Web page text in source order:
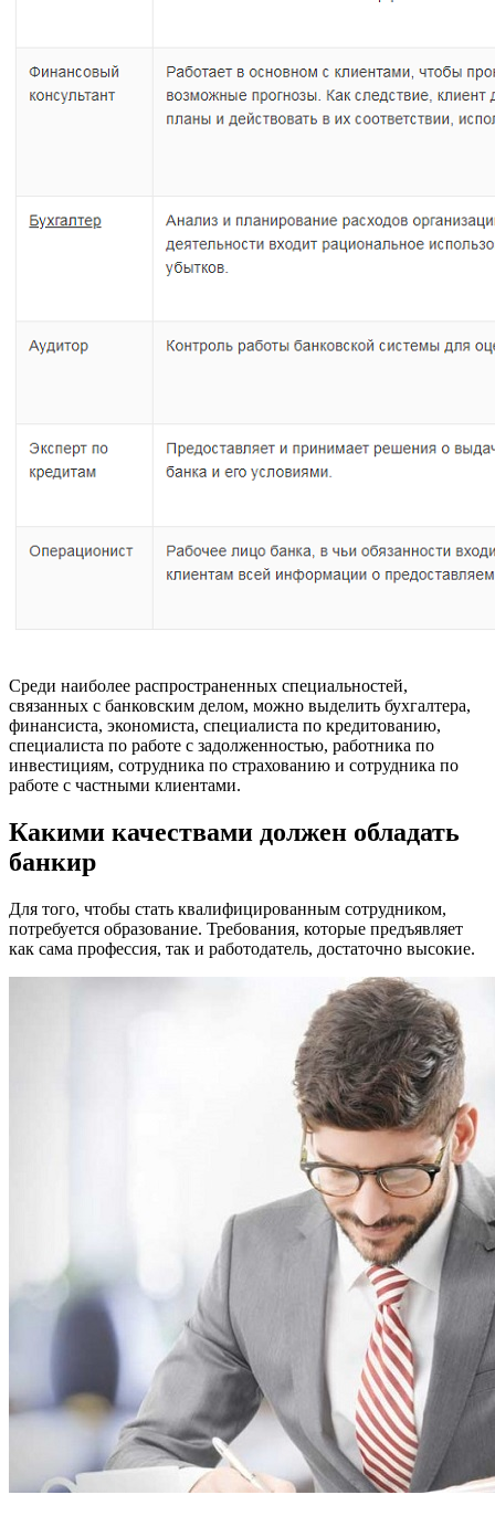
Среди наиболее распространенных специальностей,
связанных с банковским делом, можно выделить бухгалтера,
финансиста, экономиста, специалиста по кредитованию,
специалиста по работе с задолженностью, работника по
инвестициям, сотрудника по страхованию и сотрудника по
работе с частными клиентами.
Какими качествами должен обладать
банкир
Для того, чтобы стать квалифицированным сотрудником,
потребуется образование. Требования, которые предъявляет
как сама профессия, так и работодатель, достаточно высокие.